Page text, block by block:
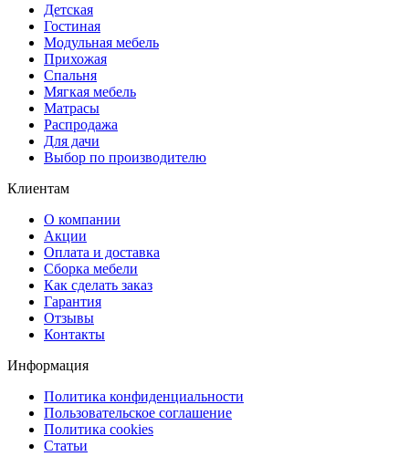
Детская
Гостиная
Модульная мебель
Прихожая
Спальня
Мягкая мебель
Матрасы
Распродажа
Для дачи
Выбор по производителю
Клиентам
О компании
Акции
Оплата и доставка
Сборка мебели
Как сделать заказ
Гарантия
Отзывы
Контакты
Информация
Политика конфиденциальности
Пользовательское соглашение
Политика cookies
Статьи